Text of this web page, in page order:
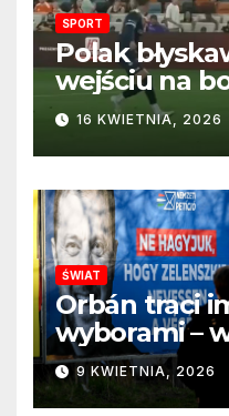
SPORT
Polak
wejściu na
2216 KWIETNIA, 2026
ŚWIAT
Orbán traci
wyborami –
propaganda
przekonywać
9 KWIETNIA, 2026